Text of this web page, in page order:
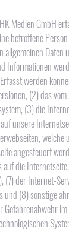
Medien GmbH
betroffene
allgemeinen
Informationen
werden
(2) das
(3) die
unsere
welche
angesteuert
die
(7) der Internet-
und (8) sonstige
Gefahrenabwehr